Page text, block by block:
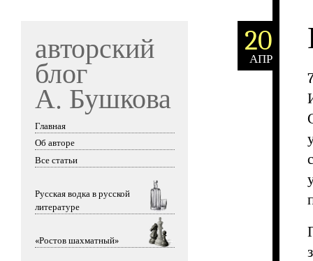
авторский
блог
А. Бушкова
Skip to content
Главная
Об авторе
Все статьи
Русская водка в русской
литературе
«Ростов шахматный»
20
АПР